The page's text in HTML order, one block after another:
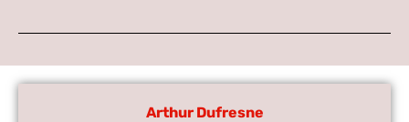
Arthur Dufresne